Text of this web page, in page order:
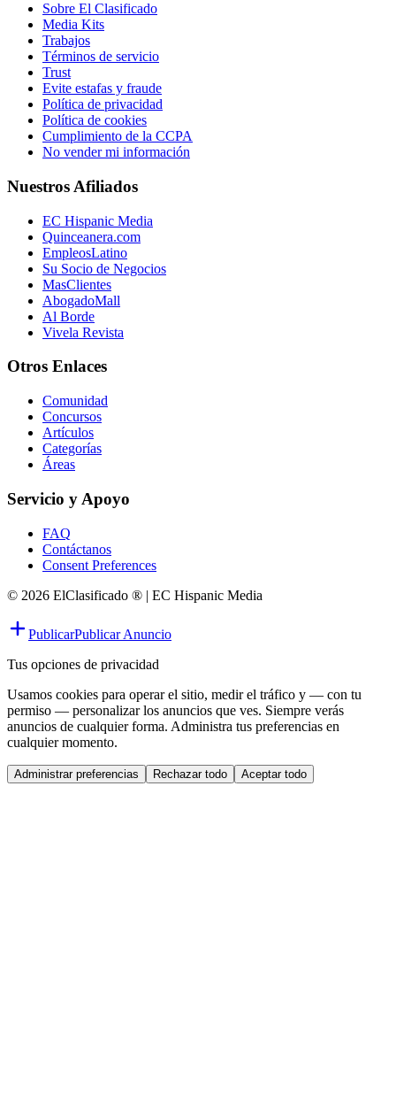
Sobre El Clasificado
Media Kits
Trabajos
Términos de servicio
Trust
Evite estafas y fraude
Política de privacidad
Política de cookies
Cumplimiento de la CCPA
No vender mi información
Nuestros Afiliados
EC Hispanic Media
Quinceanera.com
EmpleosLatino
Su Socio de Negocios
MasClientes
AbogadoMall
Al Borde
Vivela Revista
Otros Enlaces
Comunidad
Concursos
Artículos
Categorías
Áreas
Servicio y Apoyo
FAQ
Contáctanos
Consent Preferences
© 2026 ElClasificado ® | EC Hispanic Media
PublicarPublicar Anuncio
Tus opciones de privacidad
Usamos cookies para operar el sitio, medir el tráfico y — con tu
permiso — personalizar los anuncios que ves. Siempre verás
anuncios de cualquier forma. Administra tus preferencias en
cualquier momento.
Administrar preferencias Rechazar todo Aceptar todo